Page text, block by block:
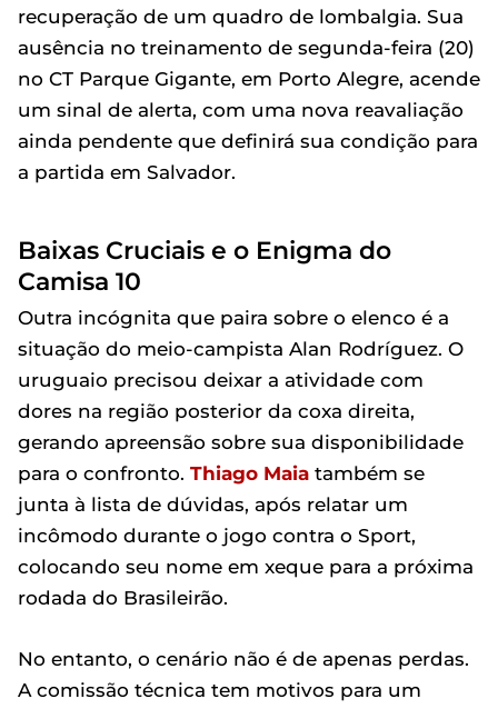
recuperação de um quadro de lombalgia. Sua
ausência no treinamento de segunda-feira (20)
no CT Parque Gigante, em Porto Alegre, acende
um sinal de alerta, com uma nova reavaliação
ainda pendente que definirá sua condição para
a partida em Salvador.
Baixas Cruciais e o Enigma do
Camisa 10
Outra incógnita que paira sobre o elenco é a
situação do meio-campista Alan Rodríguez. O
uruguaio precisou deixar a atividade com
dores na região posterior da coxa direita,
gerando apreensão sobre sua disponibilidade
para o confronto. Thiago Maia também se
junta à lista de dúvidas, após relatar um
incômodo durante o jogo contra o Sport,
colocando seu nome em xeque para a próxima
rodada do Brasileirão.
No entanto, o cenário não é de apenas perdas.
A comissão técnica tem motivos para um